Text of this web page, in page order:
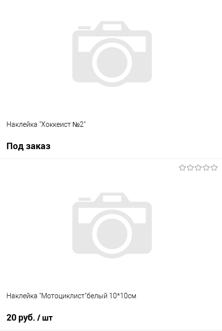
В наличии
Наклейка "Хоккеист №2"
Под заказ
Недоступно
Наклейка "Мотоциклист"белый 10*10см
20 руб. / шт